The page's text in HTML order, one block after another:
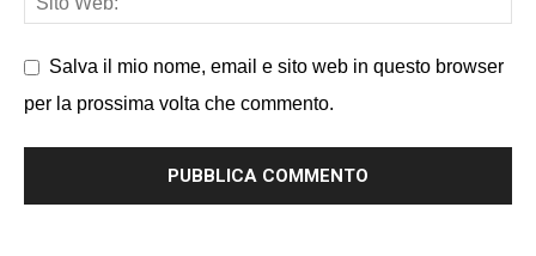
Salva il mio nome, email e sito web in questo browser
per la prossima volta che commento.